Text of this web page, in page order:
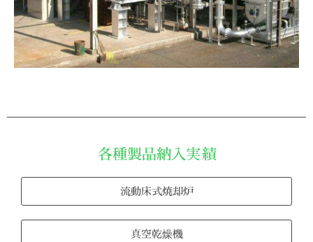
各種製品納入実績
流動床式焼却炉
真空乾燥機